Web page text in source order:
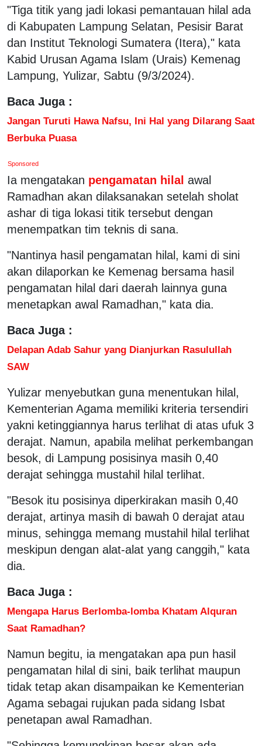
"Tiga titik yang jadi lokasi pemantauan hilal ada
di Kabupaten Lampung Selatan, Pesisir Barat
dan Institut Teknologi Sumatera (Itera)," kata
Kabid Urusan Agama Islam (Urais) Kemenag
Lampung, Yulizar, Sabtu (9/3/2024).
Baca Juga :
Jangan Turuti Hawa Nafsu, Ini Hal yang Dilarang Saat
Berbuka Puasa
Sponsored
Ia mengatakan pengamatan hilal awal
Ramadhan akan dilaksanakan setelah sholat
ashar di tiga lokasi titik tersebut dengan
menempatkan tim teknis di sana.
"Nantinya hasil pengamatan hilal, kami di sini
akan dilaporkan ke Kemenag bersama hasil
pengamatan hilal dari daerah lainnya guna
menetapkan awal Ramadhan," kata dia.
Baca Juga :
Delapan Adab Sahur yang Dianjurkan Rasulullah
SAW
Yulizar menyebutkan guna menentukan hilal,
Kementerian Agama memiliki kriteria tersendiri
yakni ketinggiannya harus terlihat di atas ufuk 3
derajat. Namun, apabila melihat perkembangan
besok, di Lampung posisinya masih 0,40
derajat sehingga mustahil hilal terlihat.
"Besok itu posisinya diperkirakan masih 0,40
derajat, artinya masih di bawah 0 derajat atau
minus, sehingga memang mustahil hilal terlihat
meskipun dengan alat-alat yang canggih," kata
dia.
Baca Juga :
Mengapa Harus Berlomba-lomba Khatam Alquran
Saat Ramadhan?
Namun begitu, ia mengatakan apa pun hasil
pengamatan hilal di sini, baik terlihat maupun
tidak tetap akan disampaikan ke Kementerian
Agama sebagai rujukan pada sidang Isbat
penetapan awal Ramadhan.